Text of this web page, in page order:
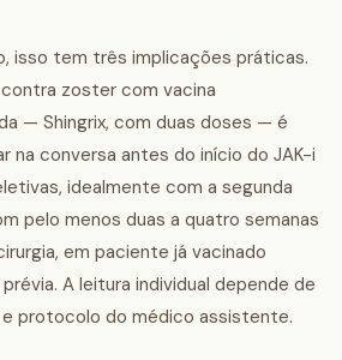
isso tem três implicações práticas.
zoster com vacina
— Shingrix, com duas doses — é
na conversa antes do início do JAK-i
idealmente com a segunda
pelo menos duas a quatro semanas
em paciente já vacinado
A leitura individual depende de
protocolo do médico assistente.